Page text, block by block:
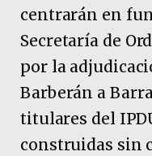
centrarán en
Secretaría de
por la
Barberán a
titulares del
construidas sin